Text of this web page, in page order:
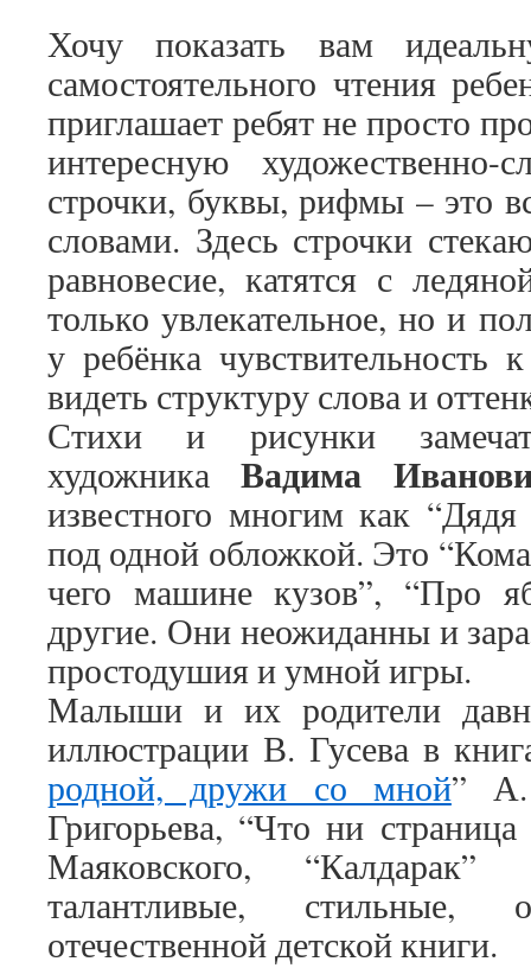
Хочу показать вам
самостоятельного чтения
приглашает ребят не просто
интересную
строчки, буквы, рифмы – это
словами. Здесь строчки
равновесие, катятся с
только увлекательное, но и
у ребёнка чувствительность
видеть структуру слова и
Стихи и рисунки
художникаВадима
известного многим как
под одной обложкой. Это
чего машине кузов”, “Про
другие. Они неожиданны и
простодушия и умной игры.
Малыши и их родители
иллюстрации В. Гусева в
родной, дружи со мной” А.
Григорьева, “Что ни
Маяковского, “Калдарак”
талантливые, стильные,
отечественной детской книги.